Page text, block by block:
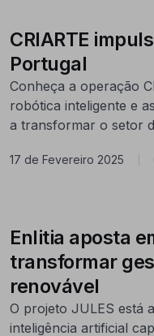
CRIARTE
Portugal
Conheça a operação
robótica inteligente e
a transformar o setor
17 de Fevereiro 2025
Enlitia aposta
transformar
renovável
O projeto JULES está
inteligência artificial